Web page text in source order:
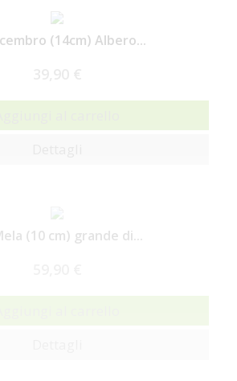
(14cm) Albero...
(10 cm) grande di...